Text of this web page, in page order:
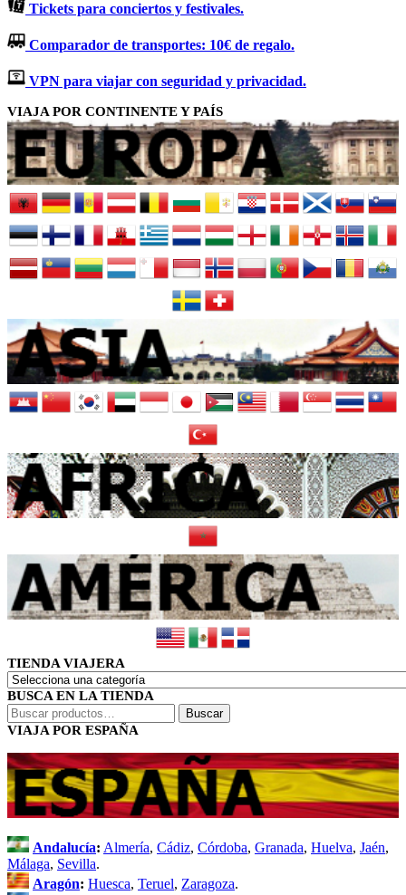
Tickets para conciertos y festivales.
Comparador de transportes: 10€ de regalo.
VPN para viajar con seguridad y privacidad.
VIAJA POR CONTINENTE Y PAÍS
TIENDA VIAJERA
BUSCA EN LA TIENDA
Buscar
por:
Buscar
VIAJA POR ESPAÑA
Andalucía: Almería, Cádiz, Córdoba, Granada, Huelva, Jaén,
Málaga, Sevilla.
Aragón: Huesca, Teruel, Zaragoza.